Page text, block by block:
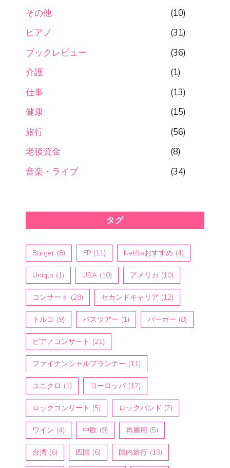
その他
(10)
ピアノ
(31)
ブックレビュー
(36)
介護
(1)
仕事
(13)
健康
(15)
旅行
(56)
老後資金
(8)
音楽・ライブ
(34)
タグ
Burger (8) FP (11) Netflixおすすめ (4)
Uniqlo (1) USA (10) アメリカ (10)
コンサート (28) セカンドキャリア (12)
トルコ (9) バスツアー (1) バーガー (8)
ピアノコンサート (21)
ファイナンシャルプランナー (11)
ユニクロ (1) ヨーロッパ (17)
ロックコンサート (5) ロックバンド (7)
ワイン (4) 中欧 (9) 再雇用 (5)
台湾 (6) 四国 (6) 国内旅行 (19)